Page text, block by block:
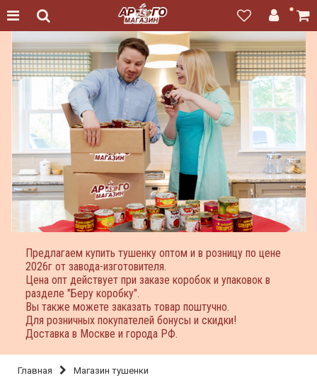
Предлагаем купить тушенку оптом и в розницу по цене
2026г от завода-изготовителя.
Цена опт действует при заказе коробок и упаковок в
разделе "Беру коробку".
Вы также можете заказать товар поштучно.
Для розничных покупателей бонусы и скидки!
Доставка в Москве и города РФ.
Главная Магазин тушенки